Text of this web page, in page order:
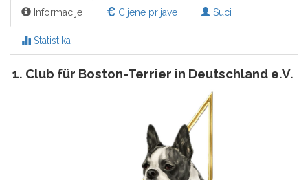
Informacije Cijene prijave Suci
Statistika
1. Club für Boston-Terrier in Deutschland e.V.